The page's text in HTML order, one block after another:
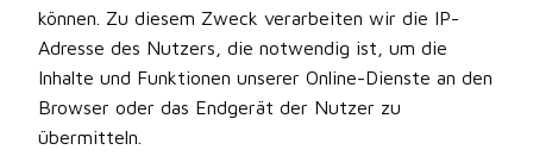
können. Zu diesem Zweck verarbeiten wir die IP-
Adresse des Nutzers, die notwendig ist, um die
Inhalte und Funktionen unserer Online-Dienste an den
Browser oder das Endgerät der Nutzer zu
übermitteln.